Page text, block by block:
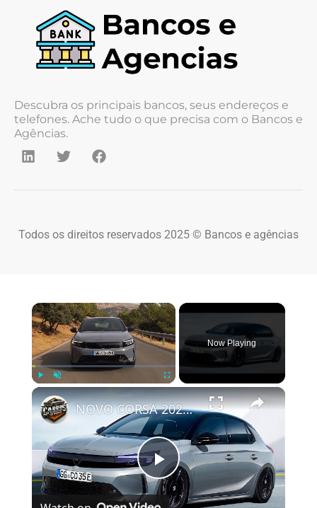
Descubra os principais bancos, seus endereços e
telefones. Ache tudo o que precisa com o Bancos e
Agências.
Todos os direitos reservados 2025 © Bancos e agências
×
Play Fullscreen
Now Playing
×
Play Video
NOVO CORSA 2024 É REVELADO COM ATUALIZAÇÕES NO VISUAL